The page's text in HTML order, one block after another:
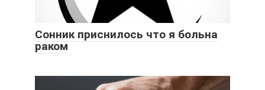
Сонник приснилось что я больна
раком